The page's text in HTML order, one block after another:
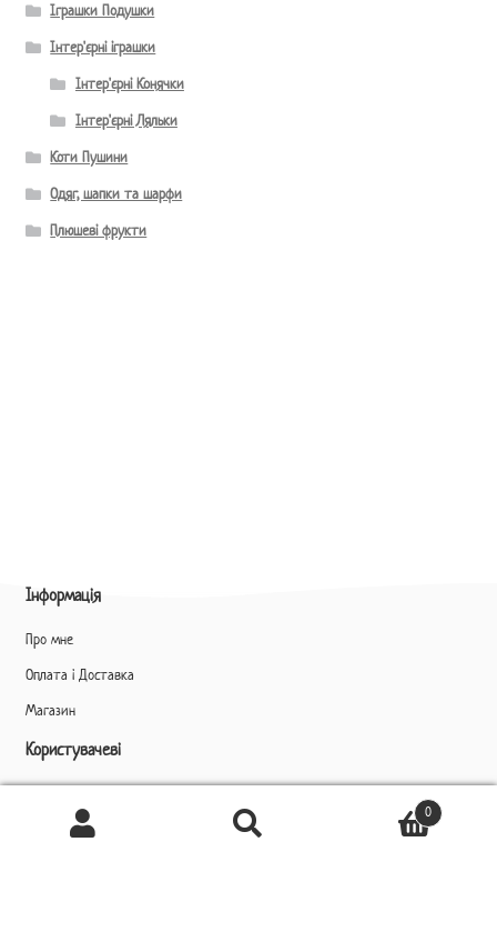
Іграшки Подушки
Інтер'єрні іграшки
Інтер'єрні Конячки
Інтер'єрні Ляльки
Коти Пушини
Одяг, шапки та шарфи
Плюшеві фрукти
Інформація
Про мне
Оплата і Доставка
Магазин
Користувачеві
Ukrainian
Шукати
0